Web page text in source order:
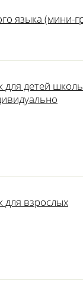
языка (мини-
детей
для взрослых